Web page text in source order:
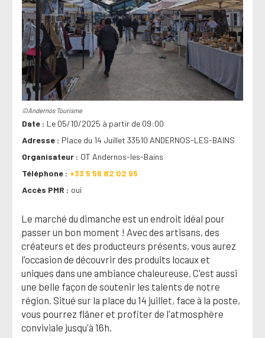
©Andernos Tourisme
Date
Le 05/10/2025 à partir de 09:00
Adresse
Place du 14 Juillet 33510 ANDERNOS-LES-BAINS
Organisateur
OT Andernos-les-Bains
Téléphone
+33 5 56 82 02 95
Accès PMR
oui
Le marché du dimanche est un endroit idéal pour
passer un bon moment ! Avec des artisans, des
créateurs et des producteurs présents, vous aurez
l'occasion de découvrir des produits locaux et
uniques dans une ambiance chaleureuse. C'est aussi
une belle façon de soutenir les talents de notre
région. Situé sur la place du 14 juillet, face à la poste,
vous pourrez flâner et profiter de l'atmosphère
conviviale jusqu'à 16h.